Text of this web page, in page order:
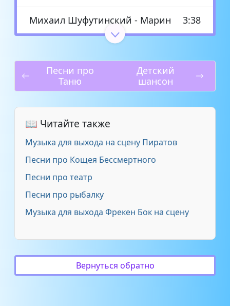
Михаил Шуфутинский - Марин 3:38
ОЧЕНЬ КРАСИВАЯ ПЕСНЯ! -
МАРИНА - ИСП. ЖАНДАУРЕН
КАРАСАЕВ
5:05
Песенка - Песня про девочку-
Марину
Песня про Марину)) - Ма-ма-
Пхешхов - Марина
Песни про
Таню
Детский
шансон
📖 Читайте также
Музыка для выхода на сцену Пиратов
Песни про Кощея Бессмертного
Песни про театр
Песни про рыбалку
Музыка для выхода Фрекен Бок на сцену
Вернуться обратно